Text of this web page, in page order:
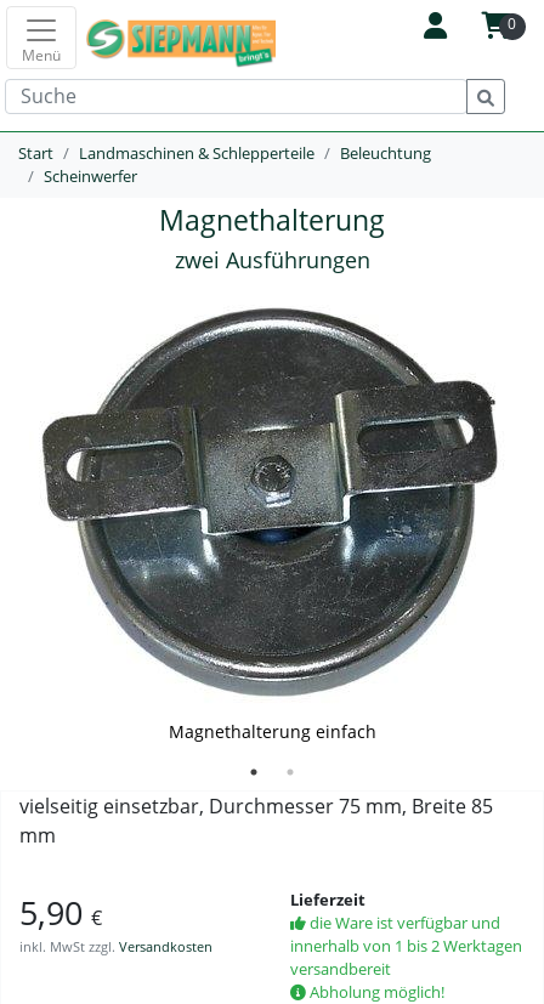
0
Menü
Start Landmaschinen & Schlepperteile
Beleuchtung
Scheinwerfer
Magnethalterung
zwei Ausführungen
Magnethalterung einfach
Magnethalterung zweifach
vielseitig einsetzbar, Durchmesser 75 mm, Breite 85
mm
5,90 €
inkl. MwSt zzgl. Versandkosten
Lieferzeit
die Ware ist verfügbar und
innerhalb von 1 bis 2 Werktagen
versandbereit
Abholung möglich!